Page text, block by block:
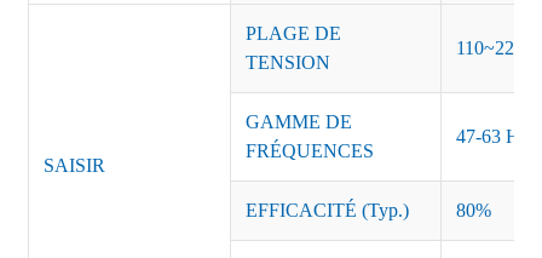
SAISIR
PLAGE DE
TENSION
110~220
GAMME DE
FRÉQUENCES
47-63 Hz
EFFICACITÉ (Typ.) 80%